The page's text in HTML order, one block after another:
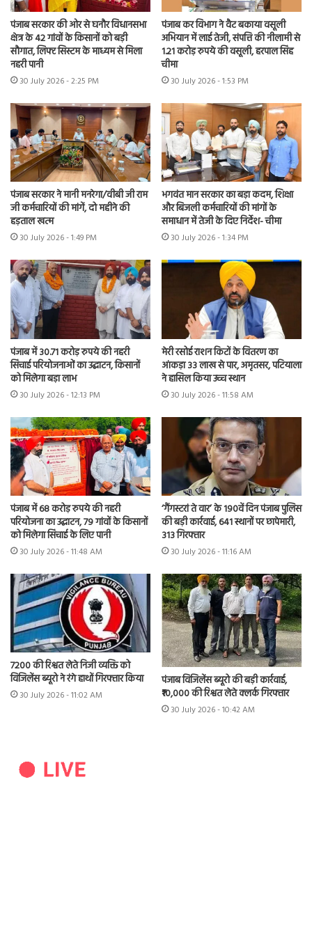
पंजाब सरकार की ओर से घनौर विधानसभा
क्षेत्र के 42 गांवों के किसानों को बड़ी
सौगात, लिफ्ट सिस्टम के माध्यम से मिला
नहरी पानी
30 July 2026 - 2:25 PM
पंजाब कर विभाग ने वैट बकाया वसूली
अभियान में लाई तेजी, संपत्ति की नीलामी से
1.21 करोड़ रुपये की वसूली, हरपाल सिंह
चीमा
30 July 2026 - 1:53 PM
पंजाब सरकार ने मानी मनरेगा/वीबी जी राम
जी कर्मचारियों की मांगें, दो महीने की
हड़ताल खत्म
30 July 2026 - 1:49 PM
भगवंत मान सरकार का बड़ा कदम, शिक्षा
और बिजली कर्मचारियों की मांगों के
समाधान में तेजी के दिए निर्देश- चीमा
30 July 2026 - 1:34 PM
पंजाब में 30.71 करोड़ रुपये की नहरी
सिंचाई परियोजनाओं का उद्घाटन, किसानों
को मिलेगा बड़ा लाभ
30 July 2026 - 12:13 PM
मेरी रसोई राशन किटों के वितरण का
आंकड़ा 33 लाख से पार, अमृतसर, पटियाला
ने हासिल किया उच्च स्थान
30 July 2026 - 11:58 AM
पंजाब में 68 करोड़ रुपये की नहरी
परियोजना का उद्घाटन, 79 गांवों के किसानों
को मिलेगा सिंचाई के लिए पानी
30 July 2026 - 11:48 AM
‘गैंगस्टरां ते वार’ के 190वें दिन पंजाब पुलिस
की बड़ी कार्रवाई, 641 स्थानों पर छापेमारी,
313 गिरफ्तार
30 July 2026 - 11:16 AM
7200 की रिश्वत लेते निजी व्यक्ति को
विजिलेंस ब्यूरो ने रंगे हाथों गिरफ्तार किया
30 July 2026 - 11:02 AM
पंजाब विजिलेंस ब्यूरो की बड़ी कार्रवाई,
₹10,000 की रिश्वत लेते क्लर्क गिरफ्तार
30 July 2026 - 10:42 AM